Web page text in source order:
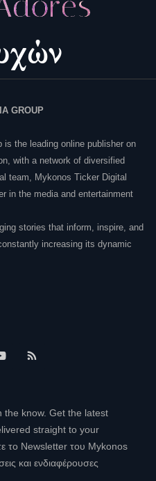
GROUP
is the leading online publisher on
with a network of diversified
team, Mykonos Ticker Digital
in the media and entertainment
stories that inform, inspire, and
increasing its dynamic
the know. Get the latest
straight to your
το Newsletter του Mykonos
και ενδιαφέρουσες